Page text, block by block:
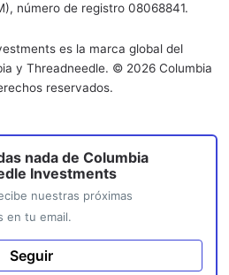
número de registro 08068841.
es la marca global del
y Threadneedle. © 2026 Columbia
reservados.
nada de Columbia
Investments
nuestras próximas
en tu email.
Seguir